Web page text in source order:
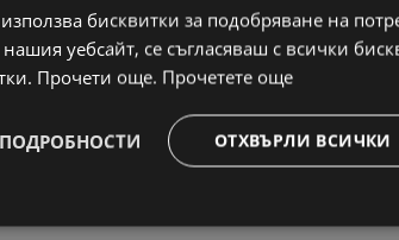
с валидност до 2.08.2026
km
бисквитки за подобряване на
уебсайт, се съгласяваш с всички
Прочети още. Прочетете още
ОТХВЪРЛИ ВСИЧКИ